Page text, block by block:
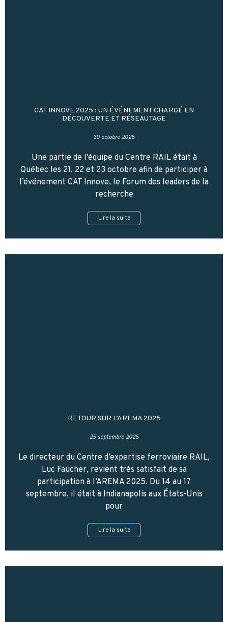
CAT INNOVE 2025 : UN ÉVÉNEMENT CHARGÉ EN
DÉCOUVERTE ET RÉSEAUTAGE
30 octobre 2025
Une partie de l’équipe du Centre RAIL était à
Québec les 21, 22 et 23 octobre afin de participer à
l’événement CAT Innove, le Forum des leaders de la
recherche
Lire la suite
RETOUR SUR L’AREMA 2025
25 septembre 2025
Le directeur du Centre d’expertise ferroviaire RAIL,
Luc Faucher, revient très satisfait de sa
participation à l’AREMA 2025. Du 14 au 17
septembre, il était à Indianapolis aux États-Unis
pour
Lire la suite